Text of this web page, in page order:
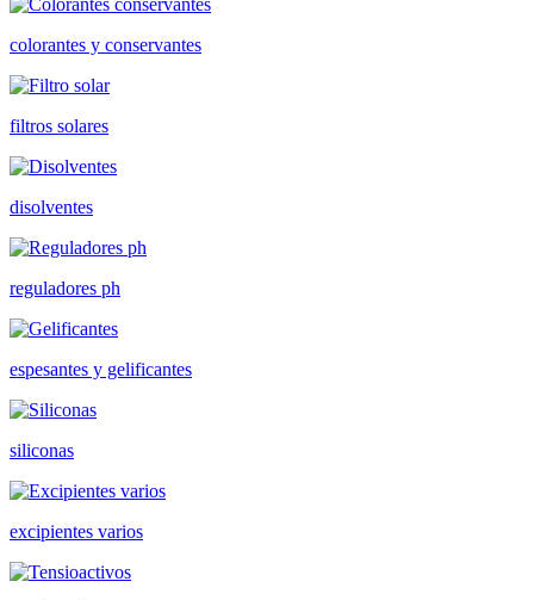
colorantes y conservantes
filtros solares
disolventes
reguladores ph
espesantes y gelificantes
siliconas
excipientes varios